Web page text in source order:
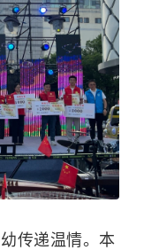
传递温情。本